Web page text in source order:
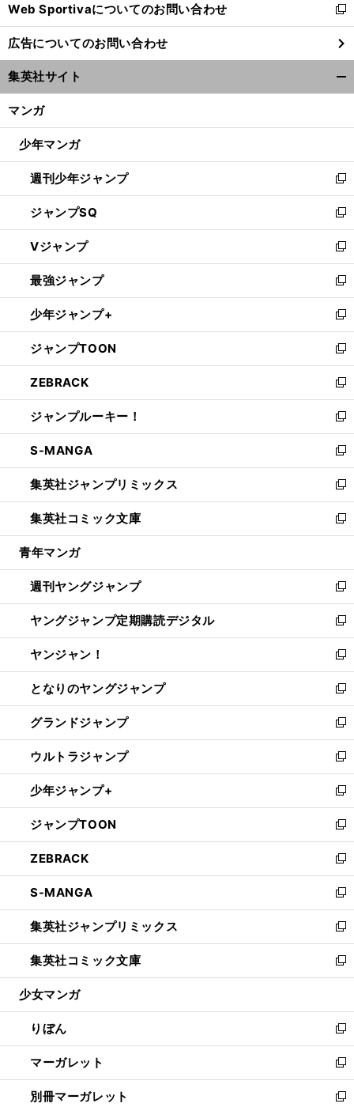
く
Web Sportivaについてのお問い合わせ
新
し
い
ウ
ィ
ン
ウ
開
く
広告についてのお問い合わせ
集英社サイト
マンガ
少年マンガ
週刊少年ジャンプ
新
し
い
ウ
ィ
ン
ド
ウ
で
開
く
ジャンプSQ
新
し
い
ウ
ィ
ン
ド
ウ
で
開
く
Vジャンプ
新
し
い
ウ
ィ
ン
ド
ウ
で
開
く
最強ジャンプ
新
し
い
ウ
ィ
ン
ド
ウ
で
開
く
少年ジャンプ+
新
し
い
ウ
ィ
ン
ド
ウ
で
開
く
ジャンプTOON
新
し
い
ウ
ィ
ン
ド
ウ
で
開
く
ZEBRACK
新
し
い
ウ
ィ
ン
ド
ウ
で
開
ジャンプルーキー！
新
し
い
ウ
ィ
ン
ド
ウ
開
く
S-MANGA
新
し
い
ウ
ィ
ン
ウ
で
開
く
集英社ジャンプリミックス
新
し
い
ウ
ン
ド
ウ
で
開
く
集英社コミック文庫
新
し
ウ
ィ
ン
ド
ウ
で
開
く
青年マンガ
週刊ヤングジャンプ
新
し
い
ウ
ィ
ン
ド
ウ
で
開
く
ヤングジャンプ定期購読デジタル
新
し
い
ウ
ィ
ン
ド
ウ
で
開
く
ヤンジャン！
新
し
い
ウ
ィ
ン
ド
ウ
で
開
く
となりのヤングジャンプ
新
し
い
ウ
ィ
ン
ド
ウ
で
開
く
グランドジャンプ
新
し
い
ウ
ィ
ン
ド
ウ
で
開
く
ウルトラジャンプ
新
し
い
ウ
ィ
ン
ド
ウ
で
開
く
少年ジャンプ+
新
し
い
ウ
ィ
ン
ド
ウ
で
開
く
ジャンプTOON
新
し
い
ウ
ィ
ン
ド
ウ
で
開
ZEBRACK
新
し
い
ウ
ィ
ン
ド
ウ
開
く
S-MANGA
新
し
い
ウ
ィ
ン
ウ
で
開
く
集英社ジャンプリミックス
新
し
い
ウ
ン
ド
ウ
で
開
く
集英社コミック文庫
新
し
ウ
ィ
ン
ド
ウ
で
少女マンガ
りぼん
新
し
い
ウ
ィ
マーガレット
新
し
い
別冊マーガレット
新